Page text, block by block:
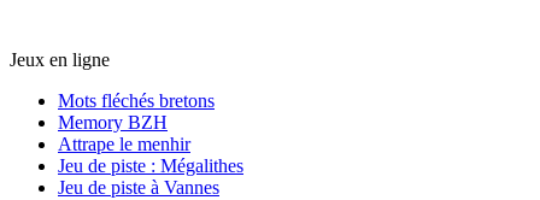
Jeux en ligne
Mots fléchés bretons
Memory BZH
Attrape le menhir
Jeu de piste : Mégalithes
Jeu de piste à Vannes